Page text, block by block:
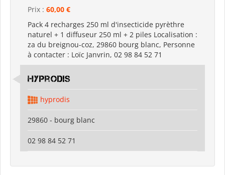
Prix : 60,00 €
Pack 4 recharges 250 ml d'insecticide pyrèthre
naturel + 1 diffuseur 250 ml + 2 piles Localisation :
za du breignou-coz, 29860 bourg blanc, Personne
à contacter : Loïc Janvrin, 02 98 84 52 71
hyprodis
hyprodis
29860 - bourg blanc
02 98 84 52 71